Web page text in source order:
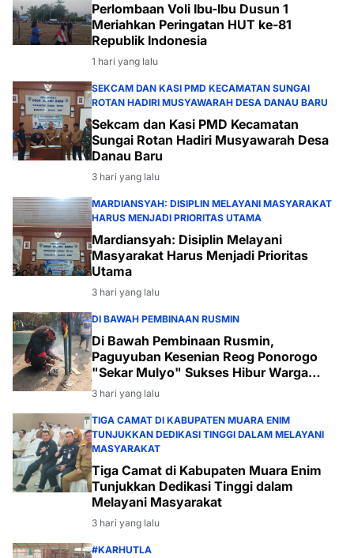
Perlombaan Voli Ibu-Ibu Dusun 1
Meriahkan Peringatan HUT ke-81
Republik Indonesia
1 hari yang lalu
SEKCAM DAN KASI PMD KECAMATAN SUNGAI
ROTAN HADIRI MUSYAWARAH DESA DANAU BARU
Sekcam dan Kasi PMD Kecamatan
Sungai Rotan Hadiri Musyawarah Desa
Danau Baru
3 hari yang lalu
MARDIANSYAH: DISIPLIN MELAYANI MASYARAKAT
HARUS MENJADI PRIORITAS UTAMA
Mardiansyah: Disiplin Melayani
Masyarakat Harus Menjadi Prioritas
Utama
3 hari yang lalu
DI BAWAH PEMBINAAN RUSMIN
Di Bawah Pembinaan Rusmin,
Paguyuban Kesenian Reog Ponorogo
"Sekar Mulyo" Sukses Hibur Warga
Desa Payabakal
3 hari yang lalu
TIGA CAMAT DI KABUPATEN MUARA ENIM
TUNJUKKAN DEDIKASI TINGGI DALAM MELAYANI
MASYARAKAT
Tiga Camat di Kabupaten Muara Enim
Tunjukkan Dedikasi Tinggi dalam
Melayani Masyarakat
3 hari yang lalu
#KARHUTLA